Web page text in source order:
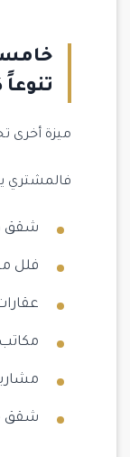
ميزة أخرى
فالمشتري
شقق
فلل
مكاتب
شقق